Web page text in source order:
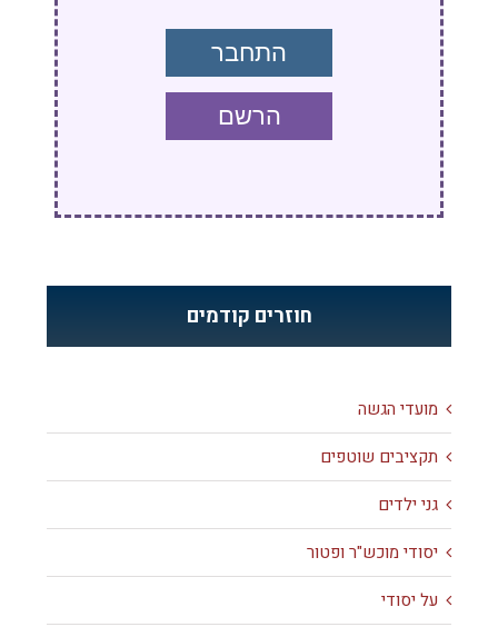
התחבר
הרשם
חוזרים קודמים
מועדי הגשה
תקציבים שוטפים
גני ילדים
יסודי מוכש"ר ופטור
על יסודי